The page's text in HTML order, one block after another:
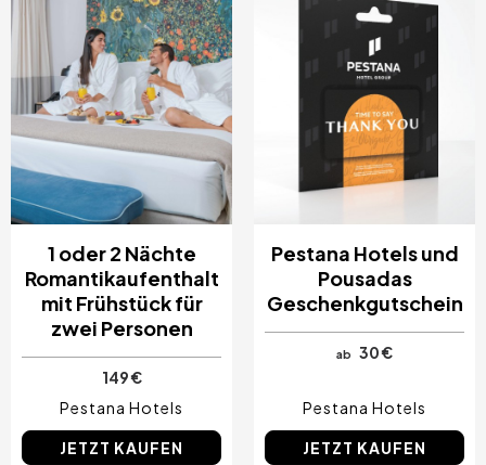
Costa Blanca, Spanien
Bilbao, Spanien
Cancun, Mexiko
Amsterdam, Niederlande
Nizza, Frankreich
1 oder 2 Nächte
Romantikaufenthalt
mit Frühstück für
zwei Personen
149 €
Pestana Hotels
JETZT KAUFEN
Pestana Hotels und
Pousadas
Geschenkgutschein
ab 30 €
Pestana Hotels
JETZT KAUFEN